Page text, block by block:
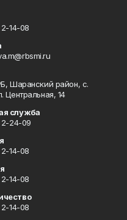
14-08
Шаранский район, с.
Центральная, 14
служба
24-09
14-08
14-08
14-08